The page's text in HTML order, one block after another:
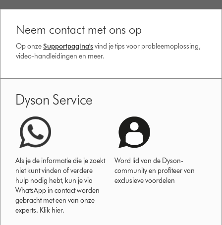
Neem contact met ons op
Op onzeSupportpagina'svind je tips voor probleemoplossing,
video-handleidingen en meer.
Dyson Service
Als je de informatie die je zoekt
niet kunt vinden of verdere
hulp nodig hebt, kun je via
WhatsApp in contact worden
gebracht met een van onze
experts. Klik hier.
Word lid van de Dyson-
community en profiteer van
exclusieve voordelen